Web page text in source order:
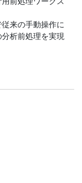
来の手動操作に
析前処理を実現